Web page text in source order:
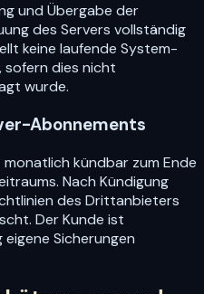
und Übergabe der
des Servers vollständig
keine laufende System-
sofern dies nicht
wurde.
Abonnements
kündbar zum Ende
Nach Kündigung
des Drittanbieters
Der Kunde ist
Sicherungen